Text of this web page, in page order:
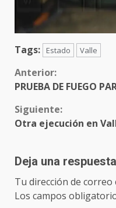
Tags: Estado Valle
Sigue
Anterior:
PRUEBA DE FUEGO
Siguiente:
Otra ejecución en
Deja una respuesta
Tu dirección de
Los campos